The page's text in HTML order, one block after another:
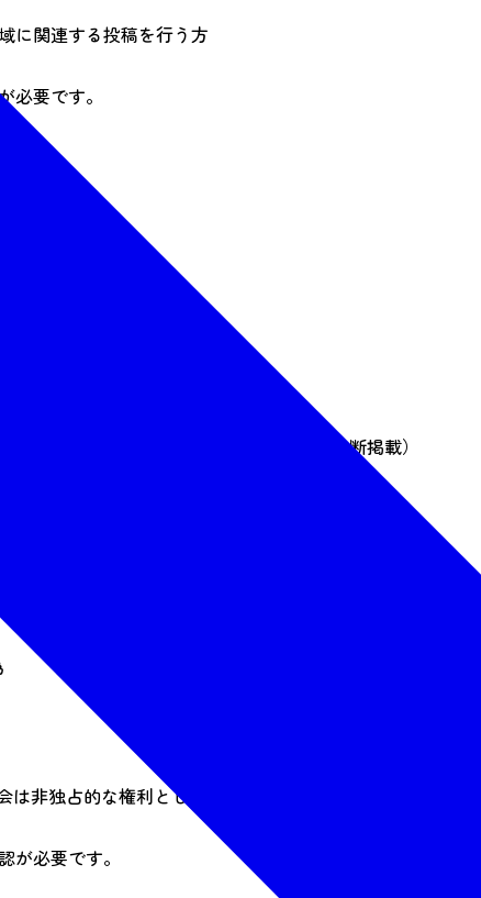
に関連する投稿を行う方
必要です。
行為
住所、電話番号、メールアドレス等の無断掲載）
非独占的な権利として投稿内容を無償で使用できるもの
必要です。